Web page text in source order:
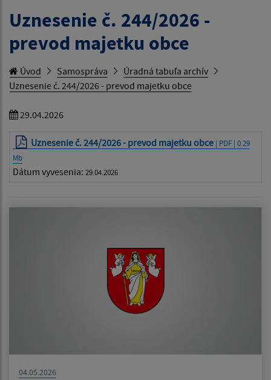
Uznesenie č. 244/2026 -
prevod majetku obce
Úvod Samospráva
Úradná tabuľa archív
Uznesenie č. 244/2026 - prevod majetku obce
29.04.2026
Uznesenie č. 244/2026 - prevod majetku obce | PDF | 0.29
Mb
Dátum vyvesenia: 29.04.2026
04.05.2026